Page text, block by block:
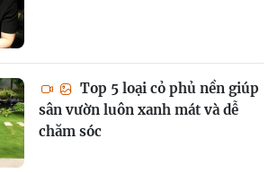
Top 5 loại cỏ phủ nền giúp
sân vườn luôn xanh mát và dễ
chăm sóc